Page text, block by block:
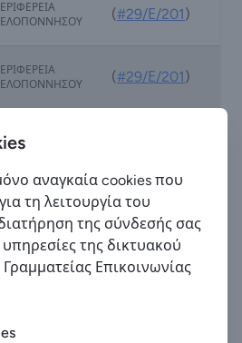
(#29/Ε/201)
(#29/Ε/201)
(#29/Ε/201
( #29/Ε/201)
αναγκαία cookies που
τη λειτουργία του
της σύνδεσής σας
υπηρεσίες της δικτυακού
Επικοινωνίας